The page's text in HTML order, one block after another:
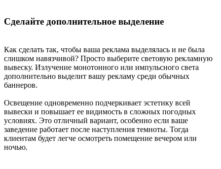
Сделайте дополнительное выделение
Как сделать так, чтобы ваша реклама выделялась и не была
слишком навязчивой? Просто выберите световую рекламную
вывеску. Излучение монотонного или импульсного света
дополнительно выделит вашу рекламу среди обычных
баннеров.
Освещение одновременно подчеркивает эстетику всей
вывески и повышает ее видимость в сложных погодных
условиях. Это отличный вариант, особенно если ваше
заведение работает после наступления темноты. Тогда
клиентам будет легче осмотреть помещение вечером или
ночью.